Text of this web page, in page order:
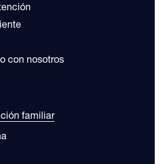
con nosotros
familiar